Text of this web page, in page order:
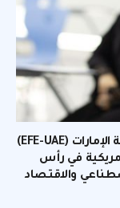
مؤسسة التعليم من أجل التوظيف في دولة الإمارات (EFE-UAE)
الأمريكية في رأس
والاقتصاد